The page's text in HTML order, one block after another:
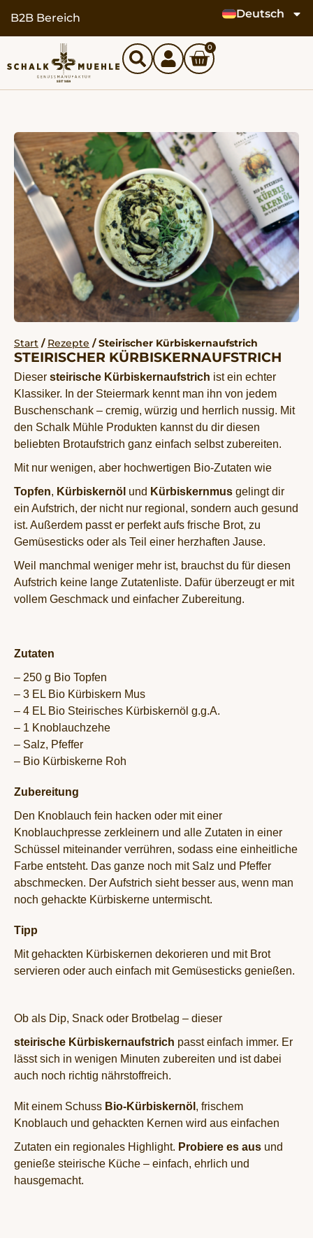
springen
B2B Bereich Deutsch
0
Start / Rezepte / Steirischer Kürbiskernaufstrich
STEIRISCHER KÜRBISKERNAUFSTRICH
Dieser steirische Kürbiskernaufstrich ist ein echter
Klassiker. In der Steiermark kennt man ihn von jedem
Buschenschank – cremig, würzig und herrlich nussig. Mit
den Schalk Mühle Produkten kannst du dir diesen
beliebten Brotaufstrich ganz einfach selbst zubereiten.
Mit nur wenigen, aber hochwertigen Bio-Zutaten wie
Topfen, Kürbiskernöl und Kürbiskernmus gelingt dir
ein Aufstrich, der nicht nur regional, sondern auch gesund
ist. Außerdem passt er perfekt aufs frische Brot, zu
Gemüsesticks oder als Teil einer herzhaften Jause.
Weil manchmal weniger mehr ist, brauchst du für diesen
Aufstrich keine lange Zutatenliste. Dafür überzeugt er mit
vollem Geschmack und einfacher Zubereitung.
Zutaten
– 250 g Bio Topfen
– 3 EL Bio Kürbiskern Mus
– 4 EL Bio Steirisches Kürbiskernöl g.g.A.
– 1 Knoblauchzehe
– Salz, Pfeffer
– Bio Kürbiskerne Roh
Zubereitung
Den Knoblauch fein hacken oder mit einer
Knoblauchpresse zerkleinern und alle Zutaten in einer
Schüssel miteinander verrühren, sodass eine einheitliche
Farbe entsteht. Das ganze noch mit Salz und Pfeffer
abschmecken. Der Aufstrich sieht besser aus, wenn man
noch gehackte Kürbiskerne untermischt.
Tipp
Mit gehackten Kürbiskernen dekorieren und mit Brot
servieren oder auch einfach mit Gemüsesticks genießen.
Ob als Dip, Snack oder Brotbelag – dieser
steirische Kürbiskernaufstrich passt einfach immer. Er
lässt sich in wenigen Minuten zubereiten und ist dabei
auch noch richtig nährstoffreich.
Mit einem Schuss Bio-Kürbiskernöl , frischem
Knoblauch und gehackten Kernen wird aus einfachen
Zutaten ein regionales Highlight. Probiere es aus und
genieße steirische Küche – einfach, ehrlich und
hausgemacht.